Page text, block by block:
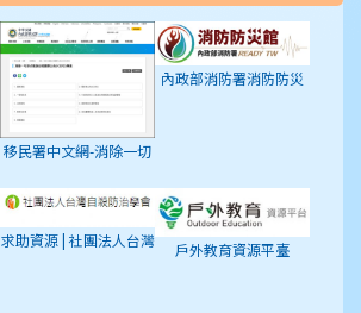
移民署中文網-消除一切
(ICERD)專區
內政部消防署消防防災
求助資源 | 社團法人台灣
戶外教育資源平臺